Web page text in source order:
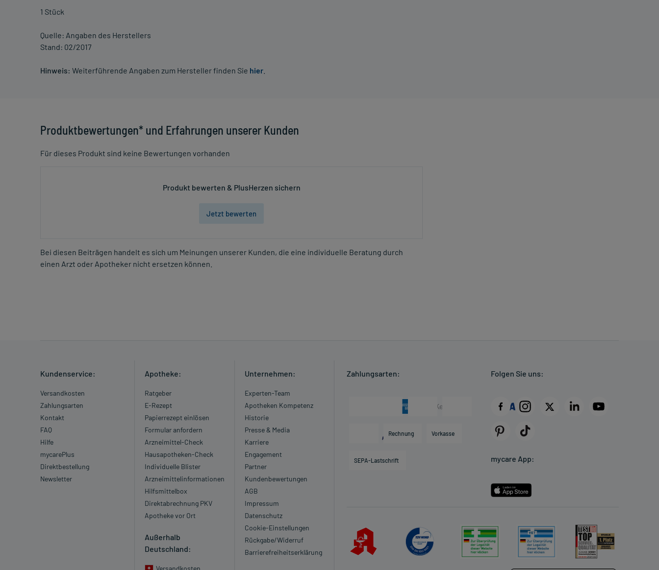
1 Stück
Quelle: Angaben des Herstellers
Stand: 02/2017
Hinweis: Weiterführende Angaben zum Hersteller finden Sie hier
Produktbewertungen* und Erfahrungen unserer Kunden
Für dieses Produkt sind keine Bewertungen vorhanden
Produkt bewerten & PlusHerzen sichern
Jetzt bewerten
Bei diesen Beiträgen handelt es sich um Meinungen unserer Kunden, die eine individuelle Beratung durch
einen Arzt oder Apotheker nicht ersetzen können.
Kundenservice:
Versandkosten
Zahlungsarten
Kontakt
FAQ
Hilfe
mycarePlus
Direktbestellung
Newsletter
Apotheke:
Ratgeber
E-Rezept
Papierrezept einlösen
Formular anfordern
Arzneimittel-Check
Hausapotheken-Check
Individuelle Blister
Arzneimittelinformationen
Hilfsmittelbox
Direktabrechnung PKV
Apotheke vor Ort
Außerhalb
Deutschland:
Unternehmen:
Experten-Team
Apotheken Kompetenz
Historie
Presse & Media
Karriere
Engagement
Partner
Kundenbewertungen
AGB
Impressum
Datenschutz
Cookie-Einstellungen
Rückgabe/Widerruf
Barrierefreiheitserklärung
Zahlungsarten:
Rechnung Vorkasse
SEPA-Lastschrift
Folgen Sie uns:
mycare App: